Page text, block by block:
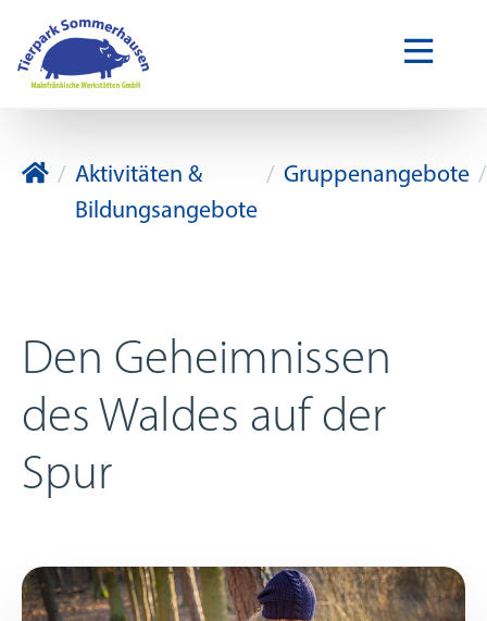
Tierpark Sommerhausen
Aktivitäten &
Bildungsangebote
Gruppenangebote
Den Geheimnissen
des Waldes auf der
Spur